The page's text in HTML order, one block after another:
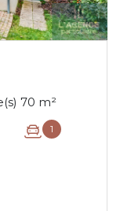
Maison 3 pièce(s) 2 chambre(s) 70 m²
1